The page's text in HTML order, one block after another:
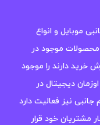
موبایل و انواع
موجود در
خرید دارند را موجود
دیجیتال در
نیز فعالیت دارد
مشتریان خود قرار